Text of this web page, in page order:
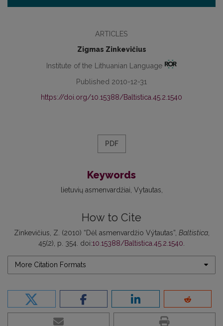
ARTICLES
Zigmas Zinkevičius
Institute of the Lithuanian Language
Published 2010-12-31
https://doi.org/10.15388/Baltistica.45.2.1540
PDF
Keywords
lietuvių asmenvardžiai Vytautas
How to Cite
Zinkevičius, Z. (2010) “Dėl asmenvardžio Výtautas”, Baltistica,
45(2), p. 354. doi:10.15388/Baltistica.45.2.1540
More Citation Formats